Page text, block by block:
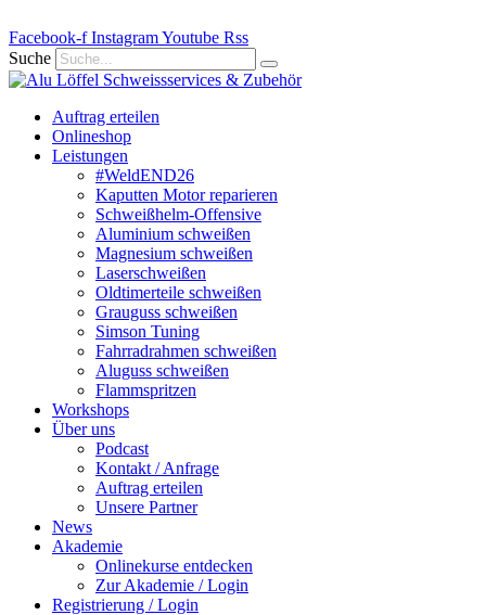
Inhalt
springen
Facebook-f InstagramYoutube Rss
Suche
Auftrag erteilen
Onlineshop
Leistungen
#WeldEND26
Kaputten Motor reparieren
Schweißhelm-Offensive
Aluminium schweißen
Magnesium schweißen
Laserschweißen
Oldtimerteile schweißen
Grauguss schweißen
Simson Tuning
Fahrradrahmen schweißen
Aluguss schweißen
Flammspritzen
Workshops
Über uns
Podcast
Kontakt / Anfrage
Auftrag erteilen
Unsere Partner
News
Akademie
Onlinekurse entdecken
Zur Akademie / Login
Registrierung / Login